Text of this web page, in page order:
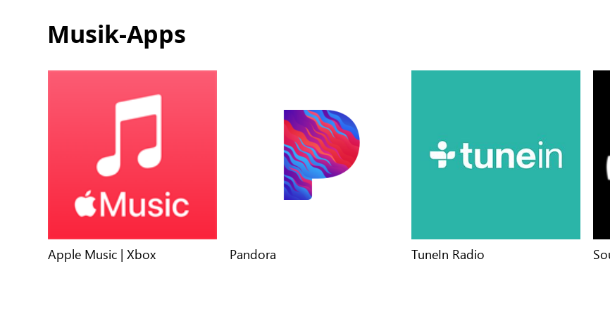
Musik-Apps
Apple Music | Xbox Pandora TuneIn Radio